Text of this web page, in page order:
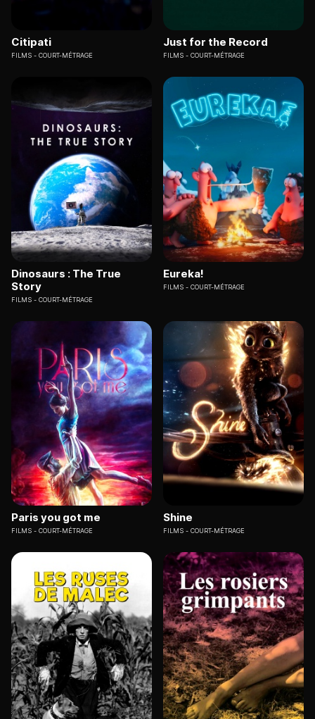
Citipati
FILMS COURT-MÉTRAGE
Just for the Record
FILMS COURT-MÉTRAGE
Dinosaurs : The True
Story
FILMS COURT-MÉTRAGE
Eureka!
FILMS COURT-MÉTRAGE
Paris you got me
FILMS COURT-MÉTRAGE
Shine
FILMS COURT-MÉTRAGE